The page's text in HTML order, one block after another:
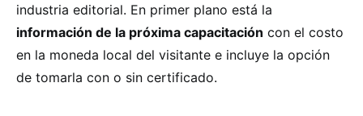
industria editorial. En primer plano está la
información de la próxima capacitación con el costo
en la moneda local del visitante e incluye la opción
de tomarla con o sin certificado.